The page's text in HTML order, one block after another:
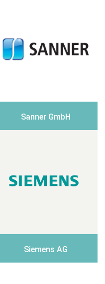
Sanner GmbH
Siemens AG